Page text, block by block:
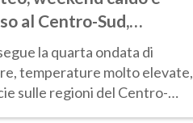
al Centro-Sud,
sui rilievi
la quarta ondata di
temperature molto elevate,
sulle regioni del Centro-